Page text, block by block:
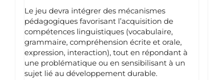
Le jeu devra intégrer des mécanismes
pédagogiques favorisant l’acquisition de
compétences linguistiques (vocabulaire,
grammaire, compréhension écrite et orale,
expression, interaction), tout en répondant à
une problématique ou en sensibilisant à un
sujet lié au développement durable.